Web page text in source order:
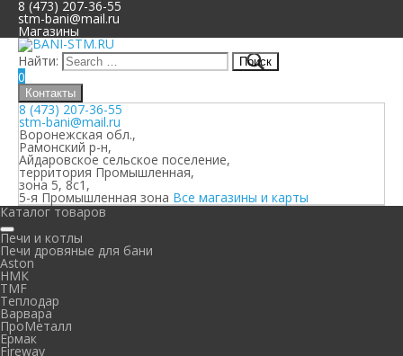
8 (473) 207-36-55
stm-bani@mail.ru
Магазины
Найти:
0
Контакты
8 (473) 207-36-55
stm-bani@mail.ru
Воронежская обл.,
Рамонский р-н,
Айдаровское сельское поселение,
территория Промышленная,
зона 5, 8с1,
5-я Промышленная зона Все магазины и карты
Каталог товаров
Печи и котлы
Печи дровяные для бани
Aston
НМК
TMF
Теплодар
Варвара
ПроМеталл
Ермак
Fireway